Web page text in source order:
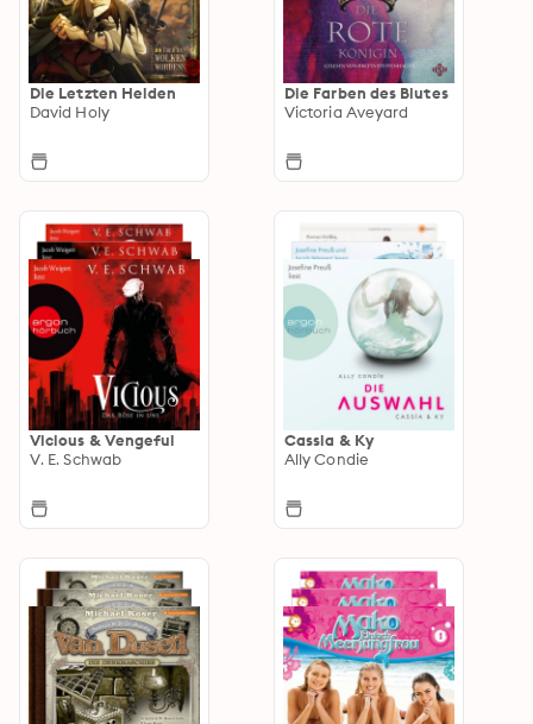
Die Letzten Helden
David Holy
Die Farben des Blutes
Victoria Aveyard
Vicious & Vengeful
V. E. Schwab
Cassia & Ky
Ally Condie